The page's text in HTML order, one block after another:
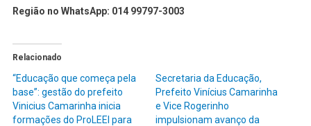
Região no WhatsApp: 014 99797-3003
Relacionado
“Educação que começa pela
base”: gestão do prefeito
Vinicius Camarinha inicia
formações do ProLEEI para
Secretaria da Educação,
Prefeito Vinícius Camarinha
e Vice Rogerinho
impulsionam avanço da